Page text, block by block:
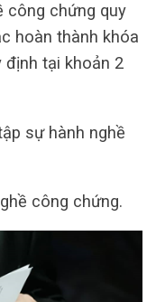
công chứng quy
hoàn thành khóa
định tại khoản 2
sự hành nghề
công chứng.